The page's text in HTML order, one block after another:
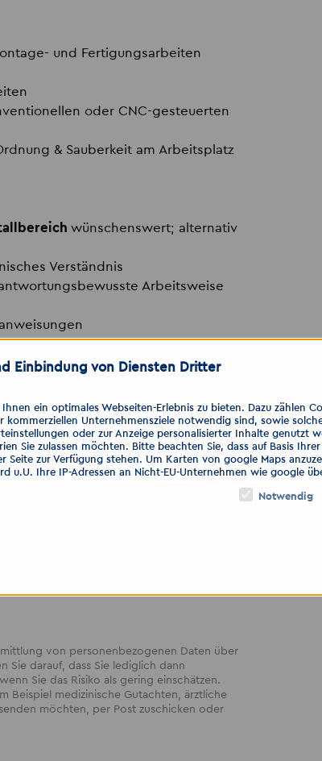
und Fertigungsarbeiten
oder CNC-gesteuerten
& Sauberkeit am Arbeitsplatz
wünschenswert; alternativ
Verständnis
Arbeitsweise
der folgenden Kanäle. Gern
von personenbezogenen Daten über
Sie darauf, dass Sie lediglich dann
Sie das Risiko als gering einschätzen.
Beispiel medizinische Gutachten, ärztliche
möchten, per Post zuschicken oder
Einbindung von Diensten Dritter
ein optimales Webseiten-Erlebnis zu bieten. Dazu zählen
kommerziellen Unternehmensziele notwendig sind, sowie
oder zur Anzeige personalisierter Inhalte genutzt
Sie zulassen möchten. Bitte beachten Sie, dass auf Basis
Seite zur Verfügung stehen. Um Karten von google Maps
u.U. Ihre IP-Adressen an Nicht-EU-Unternehmen wie google
Notwendig